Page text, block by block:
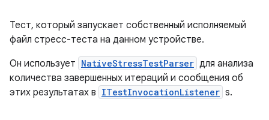
Тест, который запускает собственный исполняемый
файл стресс-теста на данном устройстве.
Он использует NativeStressTestParser для анализа
количества завершенных итераций и сообщения об
этих результатах в ITestInvocationListener s.